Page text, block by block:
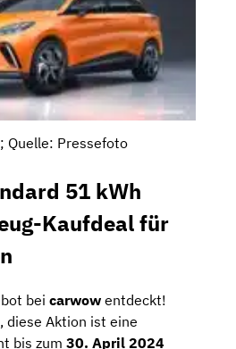
Quelle: Pressefoto
51 kWh
Kaufdeal für
bei carwow entdeckt!
diese Aktion ist eine
bis zum 30. April 2024